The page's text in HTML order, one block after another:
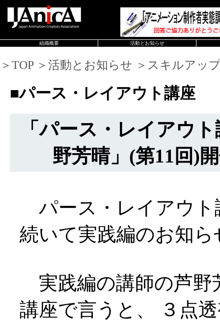
組織概要 活動とお知らせ
＞TOP ＞活動とお知らせ ＞スキルアッ
■パース・レイアウト講座
「パース・レイアウ
野芳晴」(第11回)
パース・レイアウト
続いて実践編のお知ら
実践編の講師の芦野
講座で言うと、 ３点